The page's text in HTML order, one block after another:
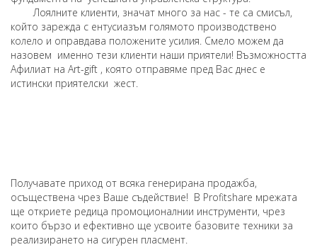
Лоялните клиенти, значат много за нас - те са смисъл,
който зарежда с ентусиазъм голямото производствено
колело и оправдава положените усилия. Смело можем да
назовем именно тези клиенти наши приятели! Възможността
Афилиат на Art-gift , която отправяме пред Вас днес е
истински приятелски жест.
Получавате приход от всяка генерирана продажба,
осъществена чрез Ваше съдействие! В Profitshare мрежата
ще откриете редица промоционалнии инструменти, чрез
които бързо и ефективно ще усвоите базовите техники за
реализирането на сигурен пласмент.